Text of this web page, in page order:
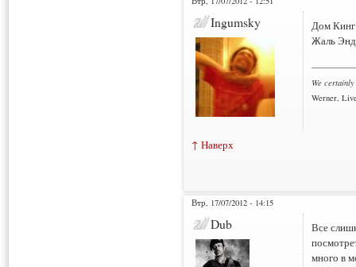
Ingumsky
Дом
Жаль
We
Werner,
↑ Наверх
Втр, 17/07/2012 - 14:15
Dub
Все
много в